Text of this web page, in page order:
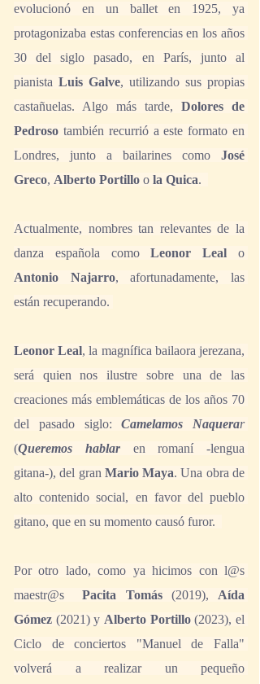
evolucionó en un ballet en 1925, ya
protagonizaba estas conferencias en los años
30 del siglo pasado, en París, junto al
pianista Luis Galve, utilizando sus propias
castañuelas. Algo más tarde, Dolores de
Pedroso también recurrió a este formato en
Londres, junto a bailarines como José
Greco, Alberto Portillo o la Quica.
Actualmente, nombres tan relevantes de la
danza española como Leonor Leal
Antonio Najarro, afortunadamente, las
están recuperando.
Leonor Leal, la magnífica bailaora jerezana,
será quien nos ilustre sobre una de las
creaciones más emblemáticas de los años 70
del pasado siglo: Camelamos Naquera r
(Queremos hablar en romaní -lengua
gitana-), del gran Mario Maya. Una obra de
alto contenido social, en favor del pueblo
gitano, que en su momento causó furor.
Por otro lado, como ya hicimos con l@s
maestr@s Pacita Tomás (2019), Aída
Gómez (2021) y Alberto Portillo (2023), el
Ciclo de conciertos "Manuel de Falla"
volverá a realizar un pequeño